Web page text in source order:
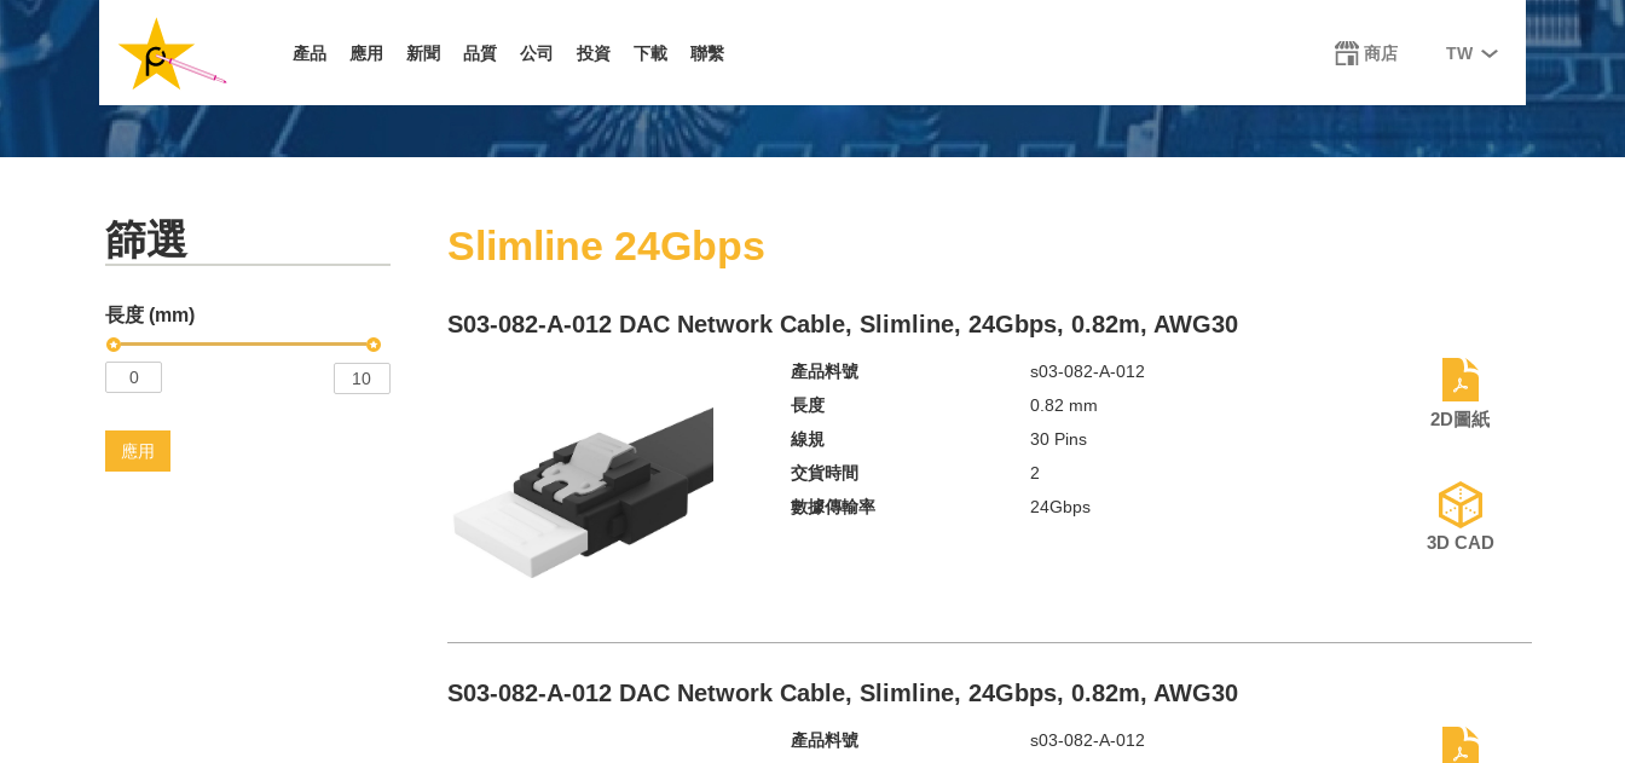
主
產品 應用 新聞 品質 公司 投資 下載 聯繫 商店
Select
language
TW
篩選
長度 (mm)
應用
Slimline 24Gbps
S03-082-A-012 DAC Network Cable, Slimline, 24Gbps, 0.82m, AWG30
產品料號
s03-082-A-012
長度
0.82 mm
線規
30 Pins
交貨時間
2
數據傳輸率
24Gbps
2D圖紙
3D CAD
S03-082-A-012 DAC Network Cable, Slimline, 24Gbps, 0.82m, AWG30
產品料號
s03-082-A-012